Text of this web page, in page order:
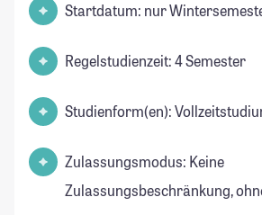
Startdatum: nur
Regelstudienzeit: 4 Semester
Studienform(en):
Zulassungsmodus: Keine
Zulassungsbeschränkung,